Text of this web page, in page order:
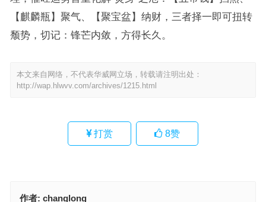
【麒麟瓶】聚气、【聚宝盆】纳财，三者择一即可扭转
颓势，切记：锋芒内敛，方得长久。
本文来自网络，不代表华威网立场，转载请注明出处：
http://wap.hlwvv.com/archives/1215.html
打赏 8赞
作者: changlong